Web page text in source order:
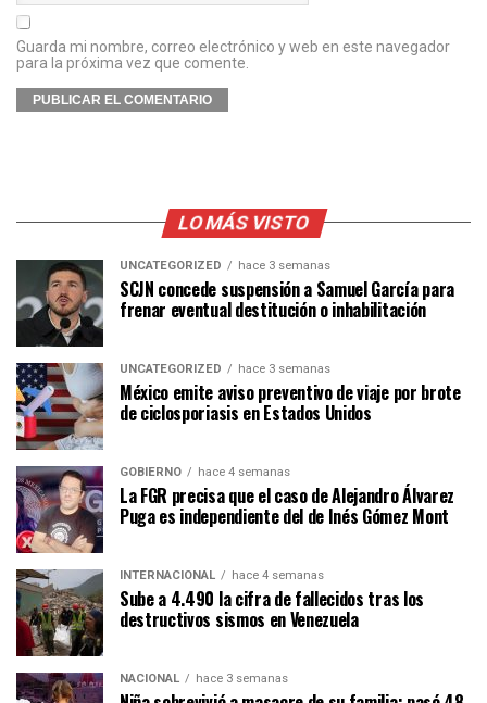
Guarda mi nombre, correo electrónico y web en este navegador
para la próxima vez que comente.
LO MÁS VISTO
UNCATEGORIZED hace 3 semanas
SCJN concede suspensión a Samuel García para
frenar eventual destitución o inhabilitación
UNCATEGORIZED hace 3 semanas
México emite aviso preventivo de viaje por brote
de ciclosporiasis en Estados Unidos
GOBIERNO hace 4 semanas
La FGR precisa que el caso de Alejandro Álvarez
Puga es independiente del de Inés Gómez Mont
INTERNACIONAL hace 4 semanas
Sube a 4.490 la cifra de fallecidos tras los
destructivos sismos en Venezuela
NACIONAL hace 3 semanas